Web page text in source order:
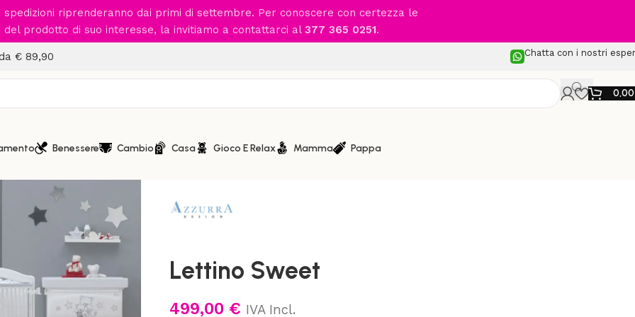
riprenderanno dai primi di settembre. Per conoscere con certezza le
del prodotto di suo interesse, la invitiamo a contattarci al 377 365 0251.
€ 89,90 Chatta con i nostri
Benessere Cambio Casa Gioco E Relax Mamma Pappa
Home/Cameretta Lettini Lettino Sweet
Lettino Sweet
499,00 € IVA Incl.